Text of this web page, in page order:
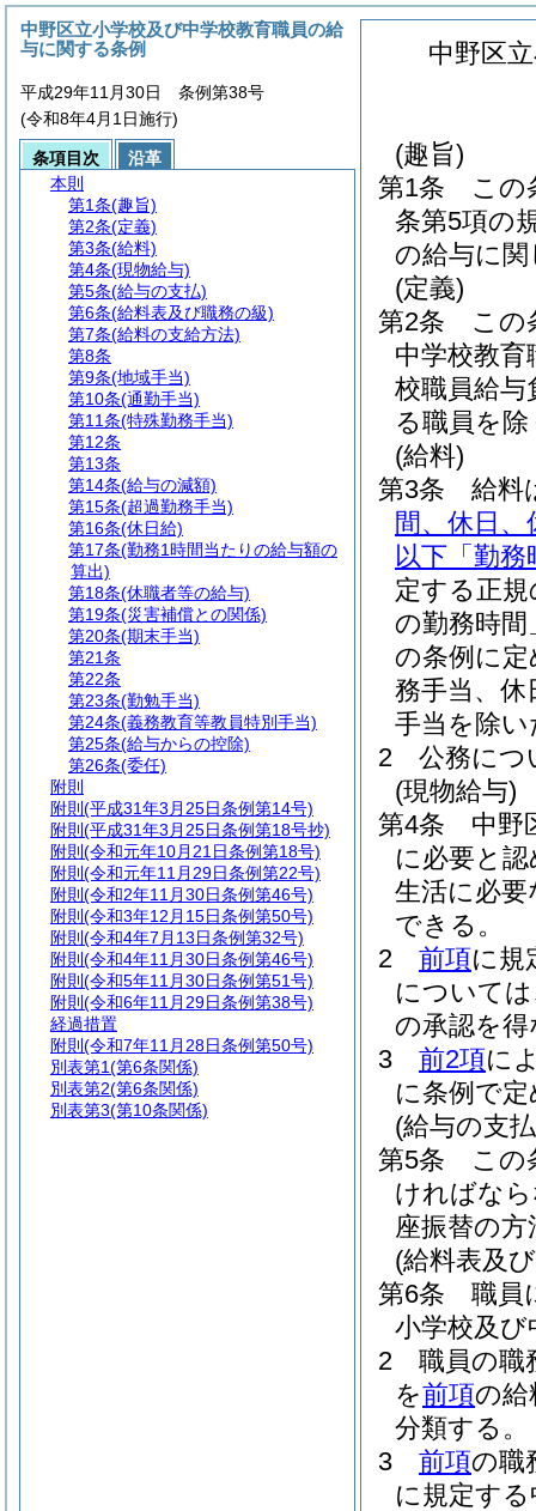
中野区
(趣旨)
第1条
この
条第5項の
の給与に
(定義)
第2条
この
中学校教育
校職員給与
る職員を除
(給料)
第3条
給料
間、休日
以下「勤
定する正
の勤務時
の条例に定
務手当、休
手当を除
2
公務につ
(現物給与)
第4条
中野
に必要と
生活に必
できる。
2
前項に規
について
の承認を
3
前2項に
に条例で
(給与の支
第5条
この
ければな
座振替の
(給料表及
第6条
職員
小学校及び
2
職員の職
を前項の給
分類する。
3
前項の職
に規定す
中野区立小学校及び中学校教育職員の給
与に関する条例
平成29年11月30日 条例第38号
(令和8年4月1日施行)
条項目次
沿革
本則
第1条(趣旨)
第2条(定義)
第3条(給料)
第4条(現物給与)
第5条(給与の支払)
第6条(給料表及び職務の級)
第7条(給料の支給方法)
第8条
第9条(地域手当)
第10条(通勤手当)
第11条(特殊勤務手当)
第12条
第13条
第14条(給与の減額)
第15条(超過勤務手当)
第16条(休日給)
第17条(勤務1時間当たりの給与額の
算出)
第18条(休職者等の給与)
第19条(災害補償との関係)
第20条(期末手当)
第21条
第22条
第23条(勤勉手当)
第24条(義務教育等教員特別手当)
第25条(給与からの控除)
第26条(委任)
附則
附則 (平成31年3月25日条例第14号)
附則 (平成31年3月25日条例第18号抄)
附則 (令和元年10月21日条例第18号)
附則 (令和元年11月29日条例第22号)
附則 (令和2年11月30日条例第46号)
附則 (令和3年12月15日条例第50号)
附則 (令和4年7月13日条例第32号)
附則 (令和4年11月30日条例第46号)
附則 (令和5年11月30日条例第51号)
附則 (令和6年11月29日条例第38号)
経過措置
附則 (令和7年11月28日条例第50号)
別表第1(第6条関係)
別表第2(第6条関係)
別表第3(第10条関係)